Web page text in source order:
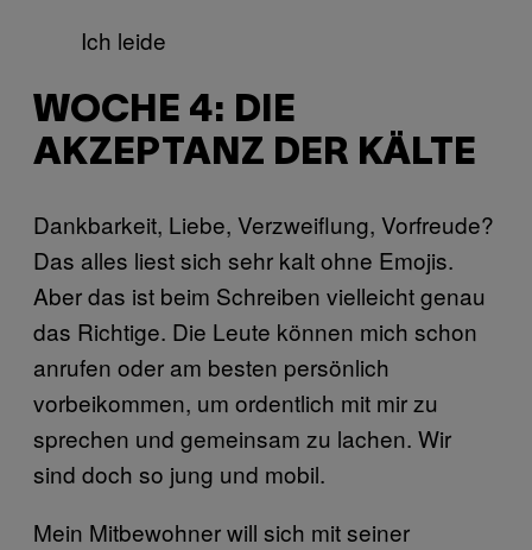
Ich leide
WOCHE 4: DIE
AKZEPTANZ DER KÄLTE
Dankbarkeit, Liebe, Verzweiflung, Vorfreude?
Das alles liest sich sehr kalt ohne Emojis.
Aber das ist beim Schreiben vielleicht genau
das Richtige. Die Leute können mich schon
anrufen oder am besten persönlich
vorbeikommen, um ordentlich mit mir zu
sprechen und gemeinsam zu lachen. Wir
sind doch so jung und mobil.
Mein Mitbewohner will sich mit seiner